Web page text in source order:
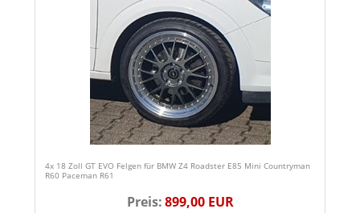
4x 18 Zoll GT EVO Felgen für BMW Z4 Roadster E85 Mini Countryman
R60 Paceman R61
Preis:899,00 EUR